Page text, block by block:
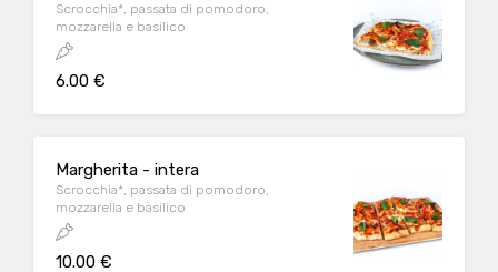
Scrocchia*, passata di pomodoro,
mozzarella e basilico
6.00 €
Margherita - intera
Scrocchia*, passata di pomodoro,
mozzarella e basilico
10.00 €